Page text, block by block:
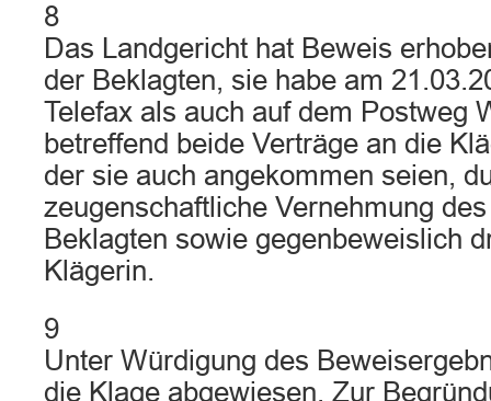
8
Das Landgericht hat Beweis
der Beklagten, sie habe am
Telefax als auch auf dem Postweg
betreffend beide Verträge an die
der sie auch angekommen seien,
zeugenschaftliche Vernehmung
Beklagten sowie gegenbeweislich
Klägerin.
9
Unter Würdigung des
die Klage abgewiesen. Zur